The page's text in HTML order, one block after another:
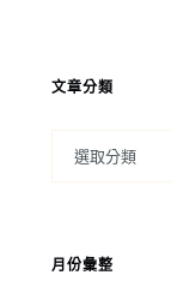
文章分類
月份彙整